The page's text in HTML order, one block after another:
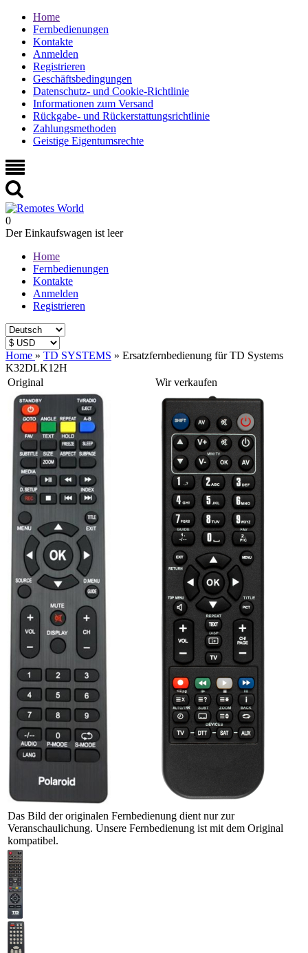
Home
Fernbedienungen
Kontakte
Anmelden
Registrieren
Geschäftsbedingungen
Datenschutz- und Cookie-Richtlinie
Informationen zum Versand
Rückgabe- und Rückerstattungsrichtlinie
Zahlungsmethoden
Geistige Eigentumsrechte
0
Der Einkaufswagen ist leer
Home
Fernbedienungen
Kontakte
Anmelden
Registrieren
Home » TD SYSTEMS » Ersatzfernbedienung für TD Systems
K32DLK12H
Original
Wir verkaufen
Das Bild der originalen Fernbedienung dient nur zur
Veranschaulichung. Unsere Fernbedienung ist mit dem Original
kompatibel.